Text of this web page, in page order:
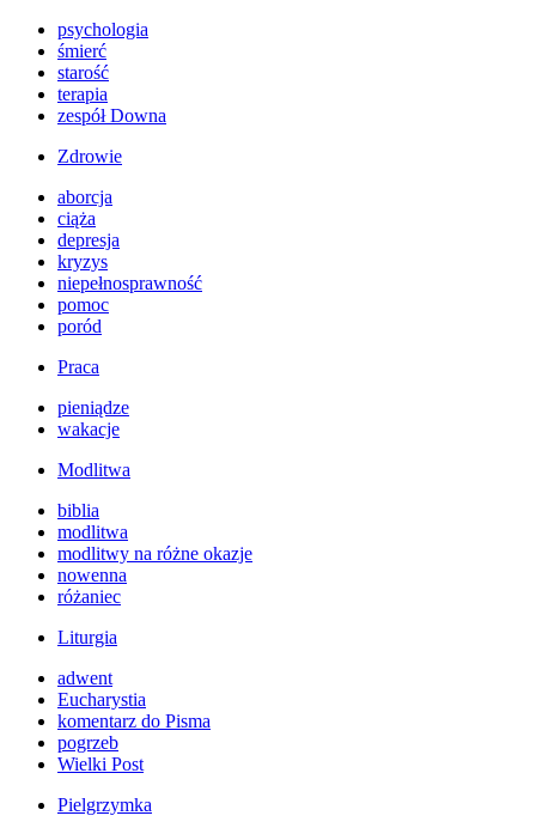
psychologia
śmierć
starość
terapia
zespół Downa
Zdrowie
aborcja
ciąża
depresja
kryzys
niepełnosprawność
pomoc
poród
Praca
pieniądze
wakacje
Modlitwa
biblia
modlitwa
modlitwy na różne okazje
nowenna
różaniec
Liturgia
adwent
Eucharystia
komentarz do Pisma
pogrzeb
Wielki Post
Pielgrzymka